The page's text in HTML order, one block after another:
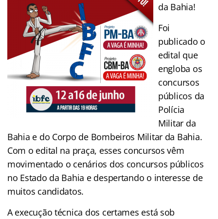
da Bahia!
Foi
publicado o
edital que
engloba os
concursos
públicos da
Polícia
Militar da
Bahia e do Corpo de Bombeiros Militar da Bahia.
Com o edital na praça, esses concursos vêm
movimentado o cenários dos concursos públicos
no Estado da Bahia e despertando o interesse de
muitos candidatos.
A execução técnica dos certames está sob